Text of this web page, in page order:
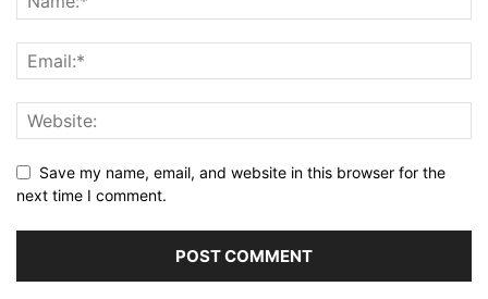
Save my name, email, and website in this browser for the
next time I comment.